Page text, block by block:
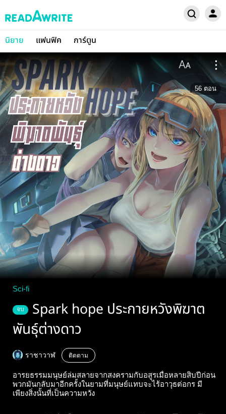
นิยาย แฟนฟิค การ์ตูน
56 ตอน
Sci-fi
จบ
Spark hope ประกายหวังพิฆาต
พันธุ์ต่างดาว
ราชาวาฬ ติดตาม
อารยธรรมมนุษย์ล่มสลายจากสงครามกับอสูรเมื่อหลายสิบปีก่อน
พวกมันกลับมาอีกครั้งในยามที่มนุษย์แทบจะไร้อาวุธต่อกร มี
เพียงสิ่งนั้นที่เป็นความหวัง